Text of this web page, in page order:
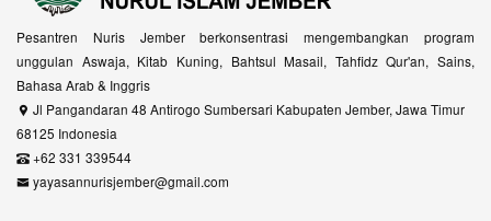
Pesantren Nuris Jember berkonsentrasi mengembangkan program
unggulan Aswaja, Kitab Kuning, Bahtsul Masail, Tahfidz Qur'an, Sains,
Bahasa Arab & Inggris
Jl Pangandaran 48 Antirogo Sumbersari Kabupaten Jember, Jawa Timur
68125 Indonesia
+62 331 339544
yayasannurisjember@gmail.com